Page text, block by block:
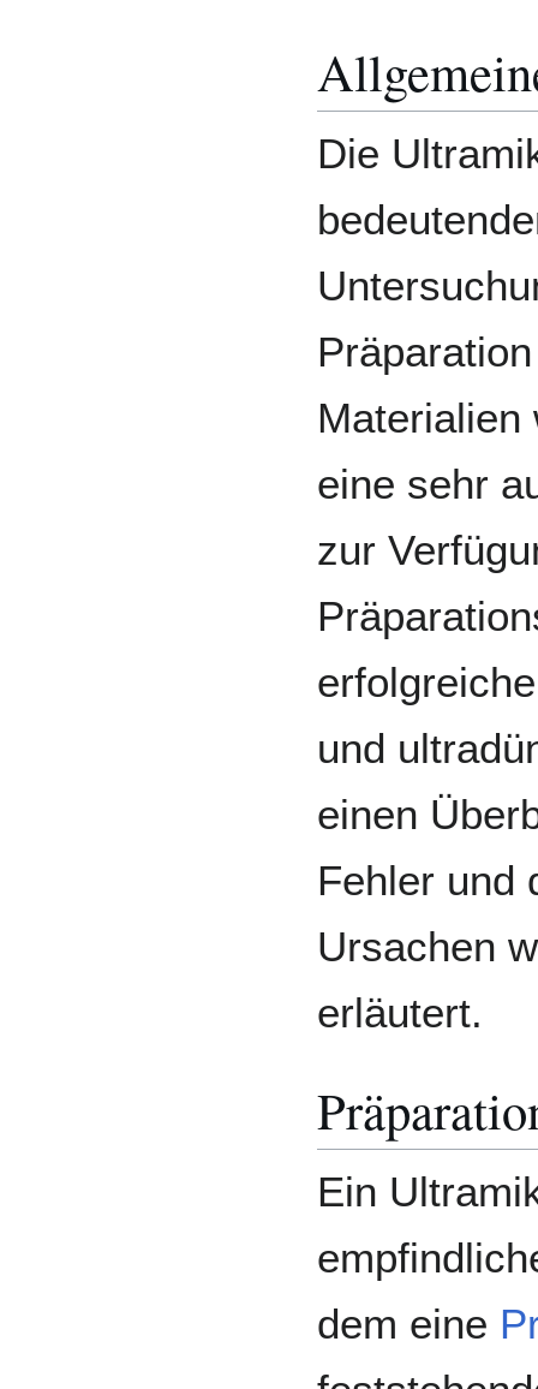
Die
Materialien
eine sehr
zur
und
einen
Fehler und
Ursachen
erläutert.
Ein
dem eine